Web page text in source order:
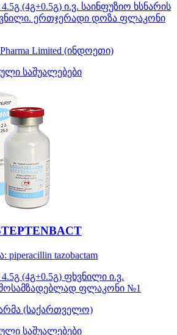
4.5გ (4გ+0.5გ) ი.ვ. საინფუზიო ხსნარის
ერთჯერადი დოზა ფლაკონი
Limited (ინდოეთი)
საშუალებები
piperacillin tazobactam
4.5გ (4გ+0.5გ) ფხვნილი ი.ვ.
მოსამზადებლად ფლაკონი №1
(საქართველო)
საშუალებები